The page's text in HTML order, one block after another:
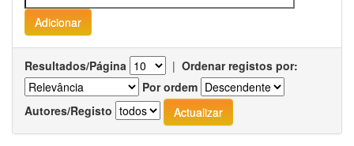
Resultados/Página | Ordenar registos por:
Por ordem
Autores/Registo